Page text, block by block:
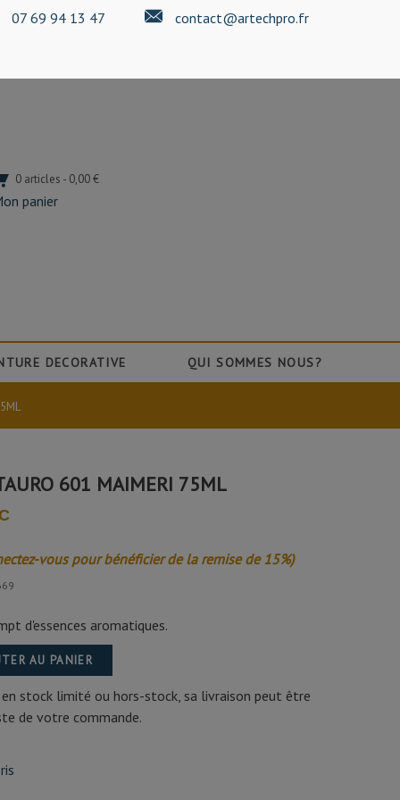
07 69 94 13 47 contact@artechpro.fr
0 articles - 0,00 €
panier
DECORATIVE QUI SOMMES NOUS?
601 MAIMERI 75ML
vous pour bénéficier de la remise de 15%)
d'essences aromatiques.
AU PANIER
stock limité ou hors-stock, sa livraison peut être
de votre commande.